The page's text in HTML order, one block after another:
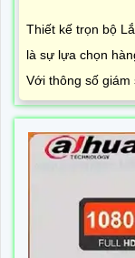
Thiết kế trọn bộ
là sự lựa chọn
Với thông số giám